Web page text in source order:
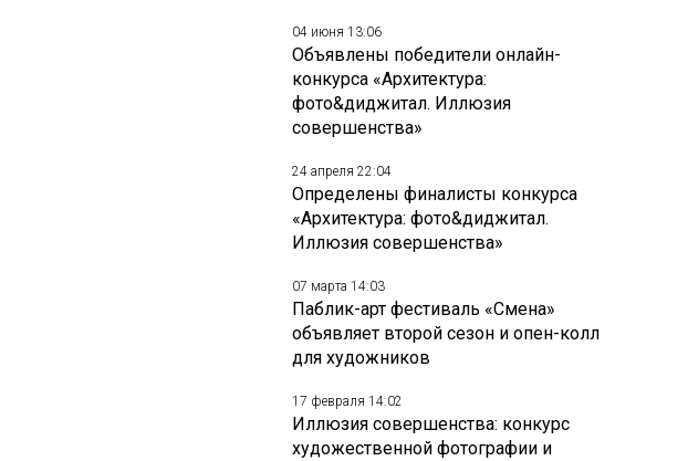
04 июня 13:06
Объявлены победители онлайн-
конкурса «Архитектура:
фото&диджитал. Иллюзия
совершенства»
24 апреля 22:04
Определены финалисты конкурса
«Архитектура: фото&диджитал.
Иллюзия совершенства»
07 марта 14:03
Паблик-арт фестиваль «Смена»
объявляет второй сезон и опен-колл
для художников
17 февраля 14:02
Иллюзия совершенства: конкурс
художественной фотографии и